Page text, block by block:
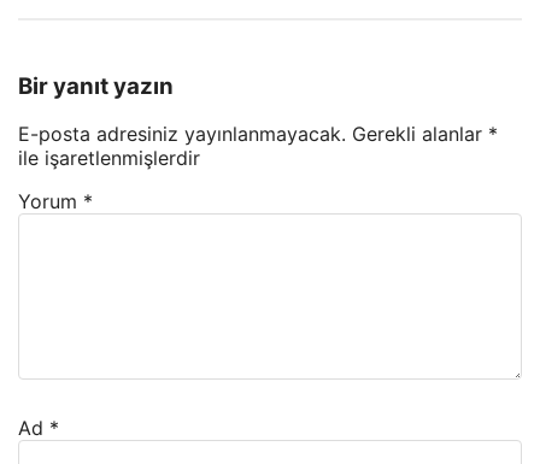
Bir yanıt yazın
E-posta adresiniz yayınlanmayacak. Gerekli alanlar *
ile işaretlenmişlerdir
Yorum *
Ad *